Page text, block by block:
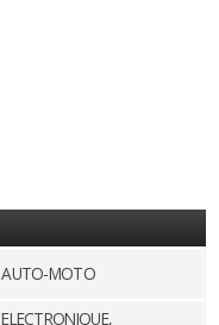
AUTO-MOTO
ELECTRONIQUE,